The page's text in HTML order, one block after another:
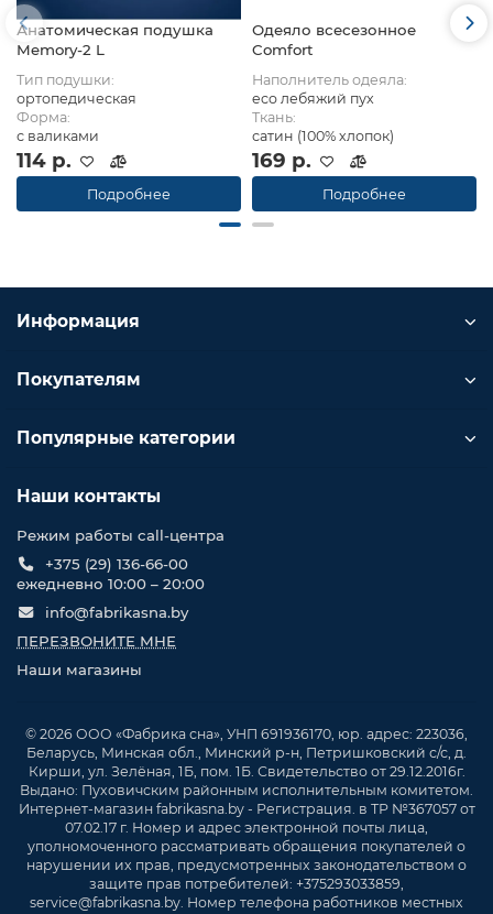
Анатомическая подушка
Memory-2 L
Тип подушки:
ортопедическая
Форма:
с валиками
114 р.
Подробнее
Одеяло всесезонное
Comfort
Наполнитель одеяла:
eco лебяжий пух
Ткань:
сатин (100% хлопок)
169 р.
Подробнее
Информация
Покупателям
Популярные категории
Наши контакты
Режим работы call-центра
+375 (29) 136-66-00
ежедневно 10:00 – 20:00
info@fabrikasna.by
ПЕРЕЗВОНИТЕ МНЕ
Наши магазины
© 2026 ООО «Фабрика сна», УНП 691936170, юр. адрес: 223036,
Беларусь, Минская обл., Минский р-н, Петришковский с/с, д.
Кирши, ул. Зелёная, 1Б, пом. 1Б. Свидетельство от 29.12.2016г.
Выдано: Пуховичским районным исполнительным комитетом.
Интернет-магазин fabrikasna.by - Регистрация. в ТР №367057 от
07.02.17 г. Номер и адрес электронной почты лица,
уполномоченного рассматривать обращения покупателей о
нарушении их прав, предусмотренных законодательством о
защите прав потребителей: +375293033859,
service@fabrikasna.by. Номер телефона работников местных